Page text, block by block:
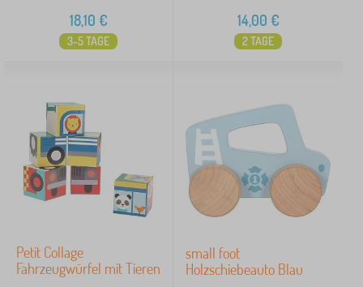
18,10 €
3-5 TAGE
14,00 €
2 TAGE
Petit Collage
Fahrzeugwürfel mit Tieren
small foot
Holzschiebeauto Blau